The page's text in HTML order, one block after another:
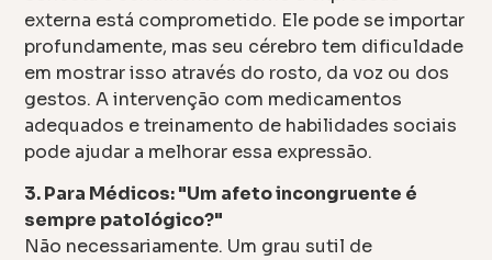
externa está comprometido. Ele pode se importar
profundamente, mas seu cérebro tem dificuldade
em mostrar isso através do rosto, da voz ou dos
gestos. A intervenção com medicamentos
adequados e treinamento de habilidades sociais
pode ajudar a melhorar essa expressão.
3. Para Médicos: "Um afeto incongruente é
sempre patológico?"
Não necessariamente. Um grau sutil de